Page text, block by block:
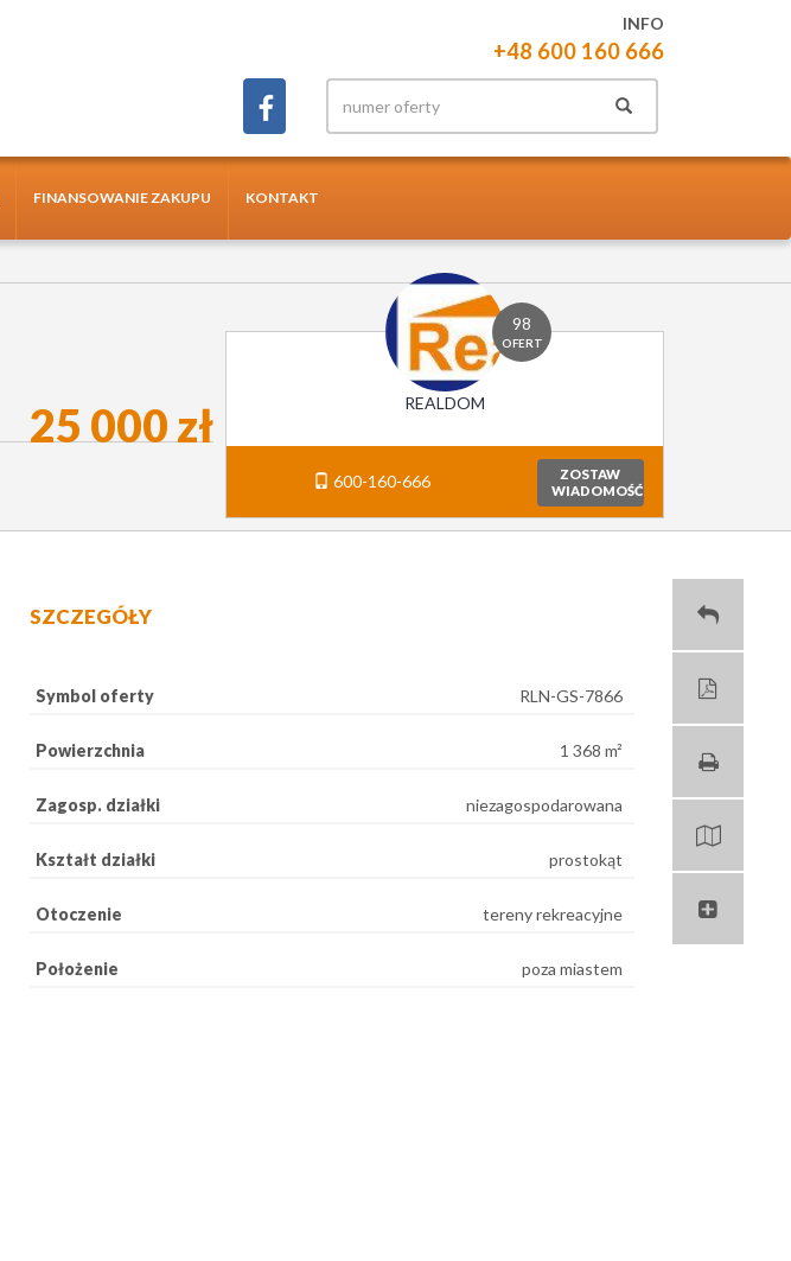
INFO
+48 600 160 666
FINANSOWANIE ZAKUPU KONTAKT
25 000 zł
98
OFERT
REALDOM
600-160-666
ZOSTAW
WIADOMOŚĆ
SZCZEGÓŁY
Symbol oferty RLN-GS-7866
Powierzchnia 1 368 m²
Zagosp. działki niezagospodarowana
Kształt działki prostokąt
Otoczenie tereny rekreacyjne
Położenie poza miastem